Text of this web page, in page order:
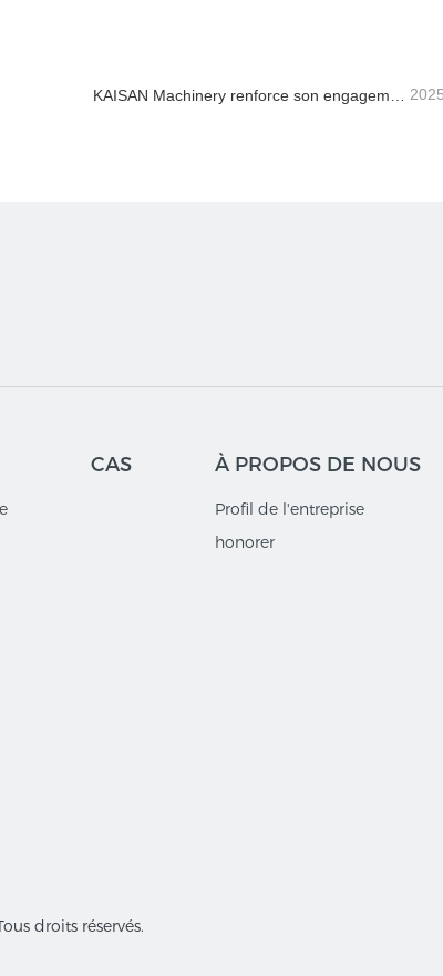
CAS À PROPOS DE NOUS
Profil de l'entreprise
honorer
droits réservés.